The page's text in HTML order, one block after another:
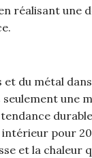
réalisant une
et du métal
seulement une
intérieur pour
et la chaleur